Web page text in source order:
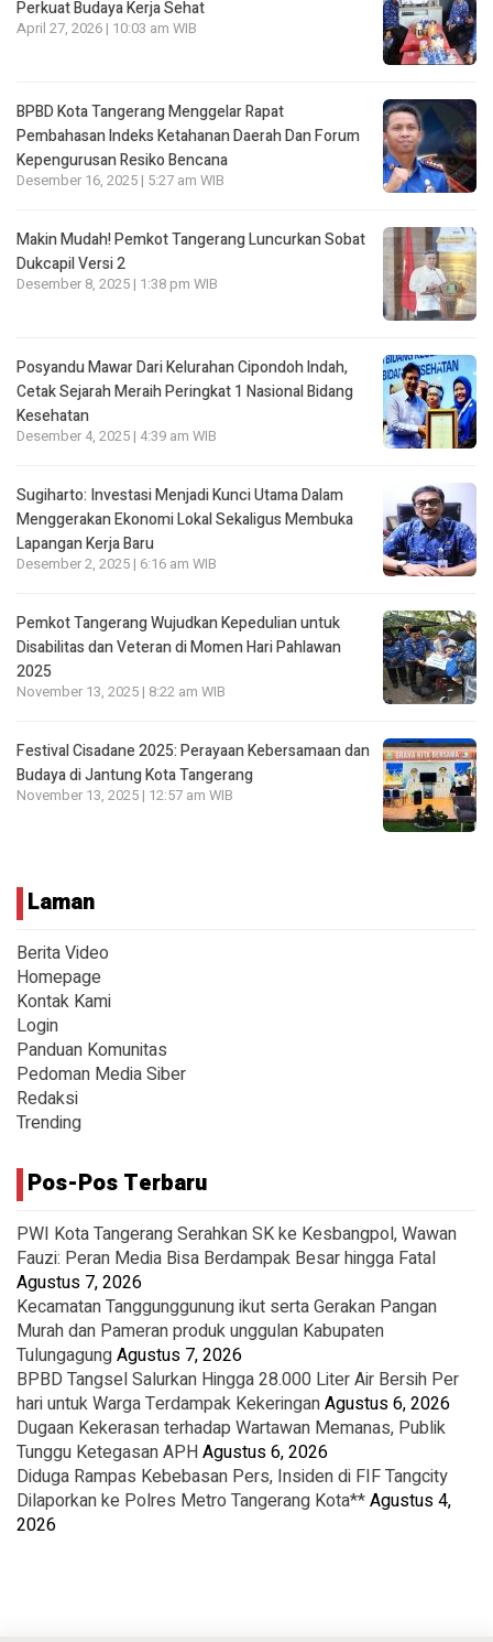
Perkuat Budaya Kerja Sehat
April 27, 2026 | 10:03 am WIB
BPBD Kota Tangerang Menggelar Rapat
Pembahasan lndeks Ketahanan Daerah Dan Forum
Kepengurusan Resiko Bencana
Desember 16, 2025 | 5:27 am WIB
Makin Mudah! Pemkot Tangerang Luncurkan Sobat
Dukcapil Versi 2
Desember 8, 2025 | 1:38 pm WIB
Posyandu Mawar Dari Kelurahan Cipondoh lndah,
Cetak Sejarah Meraih Peringkat 1 Nasional Bidang
Kesehatan
Desember 4, 2025 | 4:39 am WIB
Sugiharto: Investasi Menjadi Kunci Utama Dalam
Menggerakan Ekonomi Lokal Sekaligus Membuka
Lapangan Kerja Baru
Desember 2, 2025 | 6:16 am WIB
Pemkot Tangerang Wujudkan Kepedulian untuk
Disabilitas dan Veteran di Momen Hari Pahlawan
2025
November 13, 2025 | 8:22 am WIB
Festival Cisadane 2025: Perayaan Kebersamaan dan
Budaya di Jantung Kota Tangerang
November 13, 2025 | 12:57 am WIB
Laman
Berita Video
Homepage
Kontak Kami
Login
Panduan Komunitas
Pedoman Media Siber
Redaksi
Trending
Pos-Pos Terbaru
PWI Kota Tangerang Serahkan SK ke Kesbangpol, Wawan
Fauzi: Peran Media Bisa Berdampak Besar hingga Fatal
Agustus 7, 2026
Kecamatan Tanggunggunung ikut serta Gerakan Pangan
Murah dan Pameran produk unggulan Kabupaten
TulungagungAgustus 7, 2026
BPBD Tangsel Salurkan Hingga 28.000 Liter Air Bersih Per
hari untuk Warga Terdampak KekeringanAgustus 6, 2026
Dugaan Kekerasan terhadap Wartawan Memanas, Publik
Tunggu Ketegasan APHAgustus 6, 2026
Diduga Rampas Kebebasan Pers, Insiden di FIF Tangcity
Dilaporkan ke Polres Metro Tangerang Kota**Agustus 4,
2026